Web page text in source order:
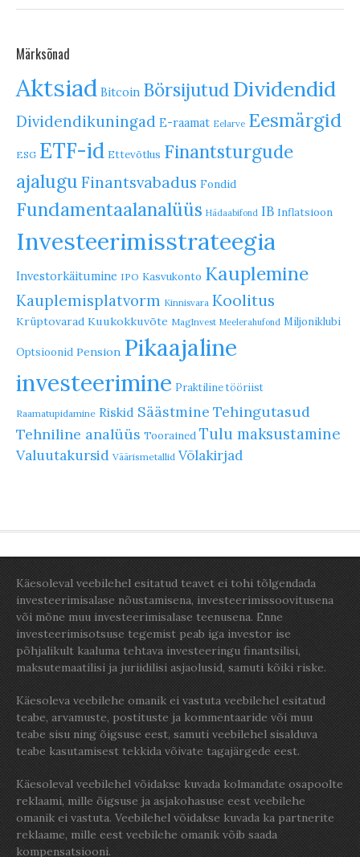
Märksõnad
Aktsiad Bitcoin Börsijutud Dividendid
Dividendikuningad E-raamat Eelarve Eesmärgid
ESG ETF-id Ettevõtlus Finantsturgude
ajalugu Finantsvabadus Fondid
Fundamentaalanalüüs Hädaabifond IB Inflatsioon
Investeerimisstrateegia
Investorkäitumine IPO Kasvukonto Kauplemine
Kauplemisplatvorm Kinnisvara Koolitus
Krüptovarad Kuukokkuvõte MagInvest Meelerahufond Miljoniklubi
Optsioonid Pension Pikaajaline
investeerimine Praktiline tööriist
Raamatupidamine Riskid Säästmine Tehingutasud
Tehniline analüüs Toorained Tulu maksustamine
Valuutakursid Väärismetallid Võlakirjad
Käesoleval veebilehel esitatud teavet ei tohi tõlgendada
investeerimisalase nõustamisena, investeerimissoovitusena
või mõne muu investeerimisalase teenusena. Enne
investeerimisotsuse tegemist peab iga investor ise
põhjalikult kaaluma tehtava investeeringu finantsilisi,
maksutemaatilisi ja juriidilisi asjaolusid, samuti kõiki riske.
Käesoleva veebilehe omanik ei vastuta veebilehel esitatud
teabe, arvamuste, postituste ja kommentaaride või muu
teabe sisu ning õigsuse eest, samuti veebilehel sisalduva
teabe kasutamisest tekkida võivate tagajärgede eest.
Käesoleval veebilehel võidakse kuvada kolmandate osapoolte
reklaami, mille õigsuse ja asjakohasuse eest veebilehe
omanik ei vastuta. Veebilehel võidakse kuvada ka partnerite
reklaame, mille eest veebilehe omanik võib saada
kompensatsiooni.